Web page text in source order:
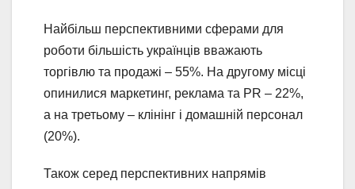
Найбільш перспективними сферами для
роботи більшість українців вважають
торгівлю та продажі – 55%. На другому місці
опинилися маркетинг, реклама та PR – 22%,
а на третьому – клінінг і домашній персонал
(20%).
Також серед перспективних напрямів